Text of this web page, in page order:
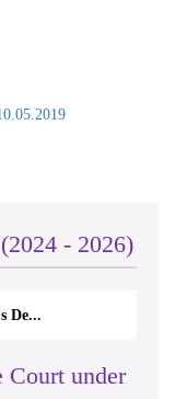
- 2026)
De...
Court under